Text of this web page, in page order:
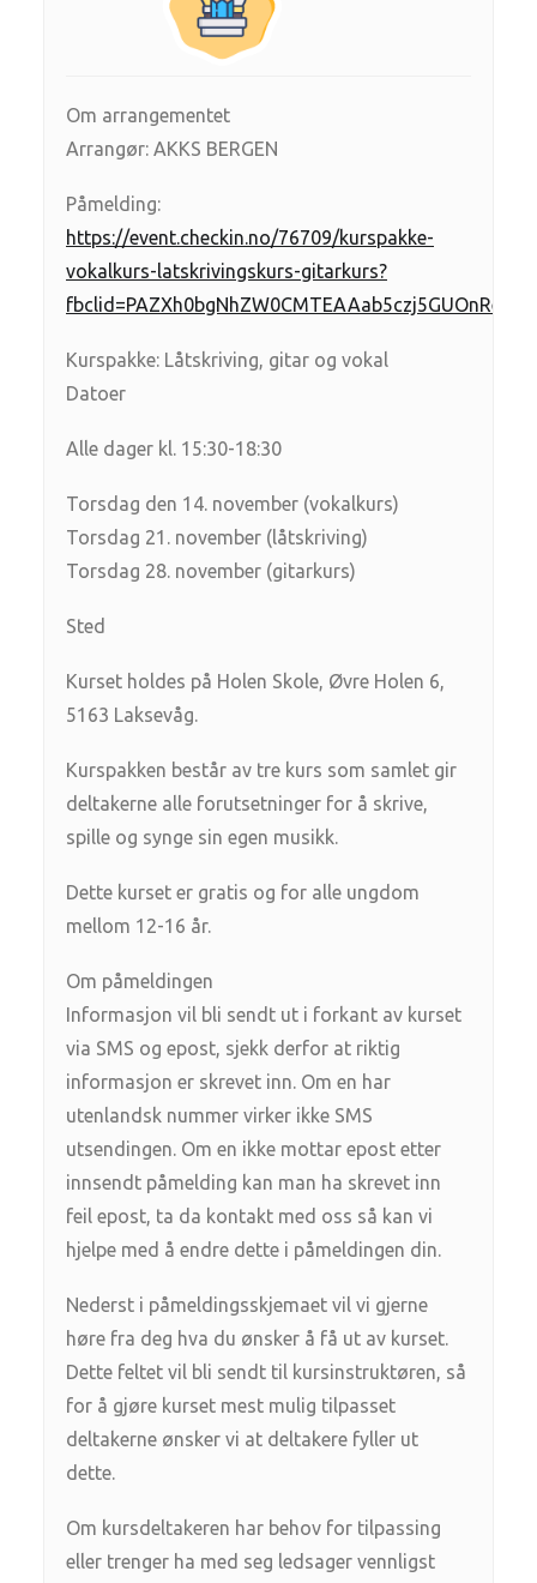
Om arrangementet
Arrangør: AKKS BERGEN
Påmelding:
https://event.checkin.no/76709/kurspakke-
vokalkurs-latskrivingskurs-gitarkurs?
Kurspakke: Låtskriving, gitar og vokal
Datoer
Alle dager kl. 15:30-18:30
Torsdag den 14. november (vokalkurs)
Torsdag 21. november (låtskriving)
Torsdag 28. november (gitarkurs)
Sted
Kurset holdes på Holen Skole, Øvre Holen 6,
5163 Laksevåg.
Kurspakken består av tre kurs som samlet gir
deltakerne alle forutsetninger for å skrive,
spille og synge sin egen musikk.
Dette kurset er gratis og for alle ungdom
mellom 12-16 år.
Om påmeldingen
Informasjon vil bli sendt ut i forkant av kurset
via SMS og epost, sjekk derfor at riktig
informasjon er skrevet inn. Om en har
utenlandsk nummer virker ikke SMS
utsendingen. Om en ikke mottar epost etter
innsendt påmelding kan man ha skrevet inn
feil epost, ta da kontakt med oss så kan vi
hjelpe med å endre dette i påmeldingen din.
Nederst i påmeldingsskjemaet vil vi gjerne
høre fra deg hva du ønsker å få ut av kurset.
Dette feltet vil bli sendt til kursinstruktøren, så
for å gjøre kurset mest mulig tilpasset
deltakerne ønsker vi at deltakere fyller ut
dette.
Om kursdeltakeren har behov for tilpassing
eller trenger ha med seg ledsager vennligst